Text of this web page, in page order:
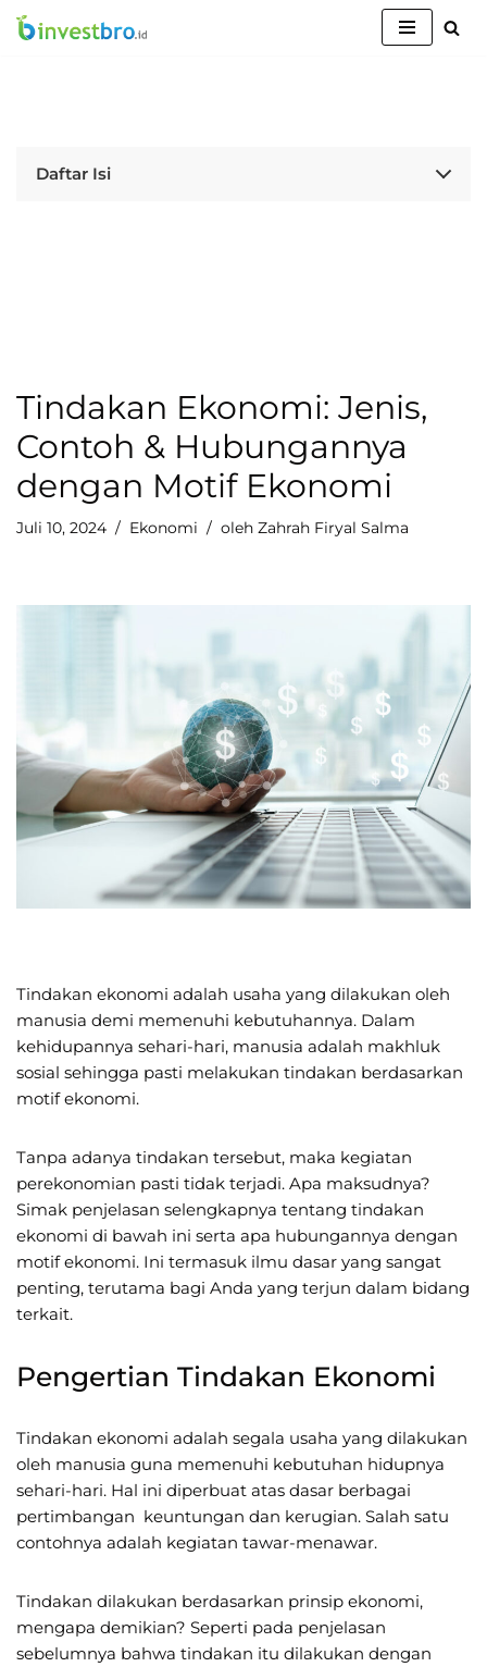
Daftar Isi
Tindakan Ekonomi: Jenis,
Contoh & Hubungannya
dengan Motif Ekonomi
Juli 10, 2024 Ekonomi oleh Zahrah Firyal Salma
Tindakan ekonomi adalah usaha yang dilakukan oleh
manusia demi memenuhi kebutuhannya. Dalam
kehidupannya sehari-hari, manusia adalah makhluk
sosial sehingga pasti melakukan tindakan berdasarkan
motif ekonomi.
Tanpa adanya tindakan tersebut, maka kegiatan
perekonomian pasti tidak terjadi. Apa maksudnya?
Simak penjelasan selengkapnya tentang tindakan
ekonomi di bawah ini serta apa hubungannya dengan
motif ekonomi. Ini termasuk ilmu dasar yang sangat
penting, terutama bagi Anda yang terjun dalam bidang
terkait.
Pengertian Tindakan Ekonomi
Tindakan ekonomi adalah segala usaha yang dilakukan
oleh manusia guna memenuhi kebutuhan hidupnya
sehari-hari. Hal ini diperbuat atas dasar berbagai
pertimbangan keuntungan dan kerugian. Salah satu
contohnya adalah kegiatan tawar-menawar.
Tindakan dilakukan berdasarkan prinsip ekonomi,
mengapa demikian? Seperti pada penjelasan
sebelumnya bahwa tindakan itu dilakukan dengan